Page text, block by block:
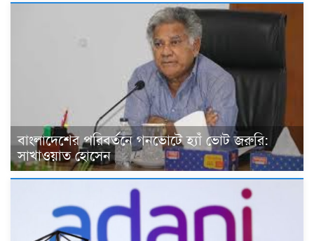
বাংলাদেশের পরিবর্তনে গনভোটে হ্যাঁ ভোট জরুরি:
সাখাওয়াত হোসেন